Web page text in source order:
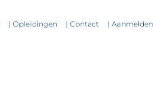
| Opleidingen | Contact | Aanmelden